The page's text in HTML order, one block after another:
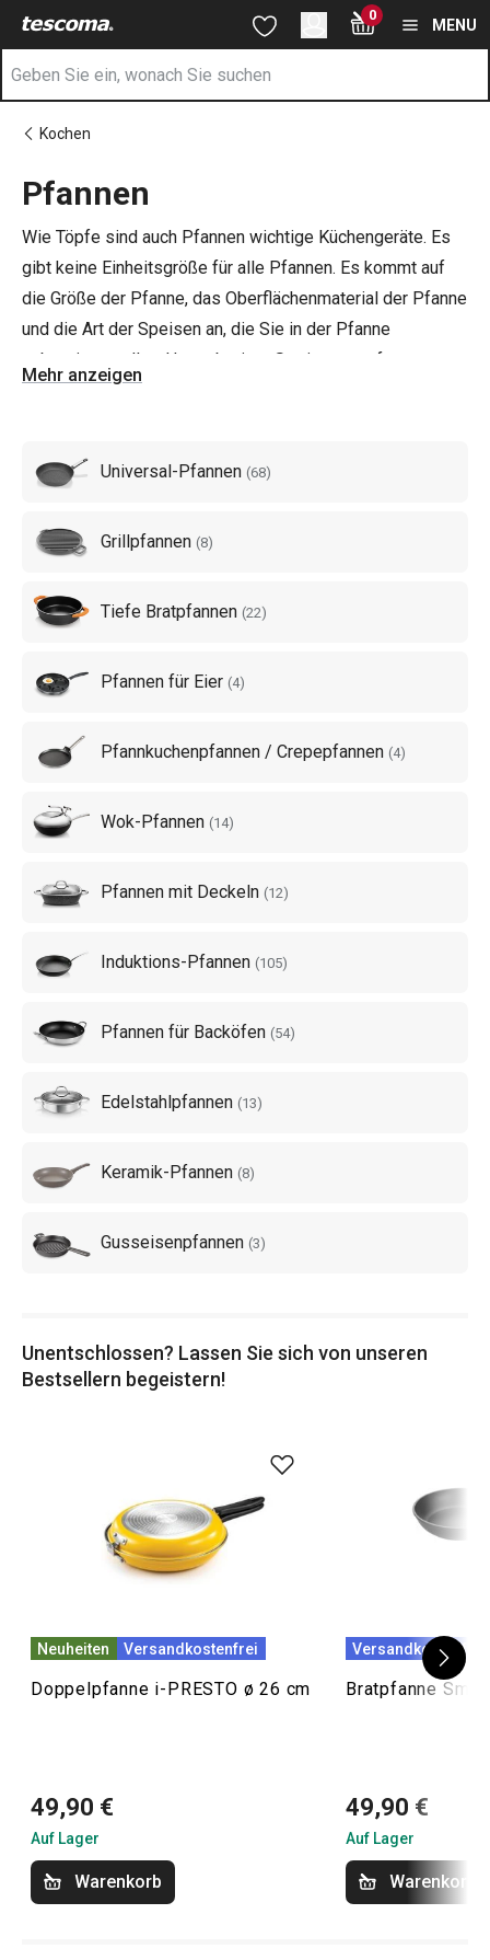
Sie befinden sich auf der Pfannen Seite
Zum Hauptinhalt springen
Zur Suche springen
Zur Navigation springen 0
MENU
Kochen
Pfannen
Wie Töpfe sind auch Pfannen wichtige Küchengeräte. Es
gibt keine Einheitsgröße für alle Pfannen. Es kommt auf
die Größe der Pfanne, das Oberflächenmaterial der Pfanne
und die Art der Speisen an, die Sie in der Pfanne
zubereiten wollen. Unser breites Sortiment umfasst
Basispfannen,tiefe Pfannen
Herdarten einschließlichInduktion
Mehr anzeigen
Universal-Pfannen (68)
Grillpfannen (8)
Tiefe Bratpfannen (22)
Pfannen für Eier (4)
Pfannkuchenpfannen / Crepepfannen (4)
Wok-Pfannen (14)
Pfannen mit Deckeln (12)
Induktions-Pfannen (105)
Pfannen für Backöfen (54)
Edelstahlpfannen (13)
Keramik-Pfannen (8)
Gusseisenpfannen (3)
Unentschlossen? Lassen Sie sich von unseren
Bestsellern begeistern!
Neuheiten Versandkostenfrei
Doppelpfanne i-PRESTO ø 26 cm
49,90 €
Auf Lager
Warenkorb
Versandkostenfrei
Bratpfanne
49,90 €
Auf Lager
Warenkorb